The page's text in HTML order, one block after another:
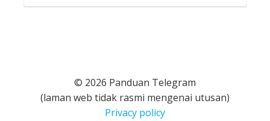
© 2026 Panduan Telegram
(laman web tidak rasmi mengenai utusan)
Privacy policy